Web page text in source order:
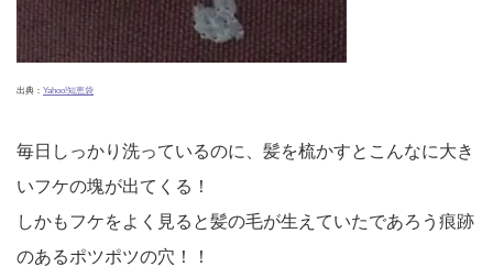
出典： Yahoo!知恵袋
毎日しっかり洗っているのに、髪を梳かすとこんなに大き
いフケの塊が出てくる！
しかもフケをよく見ると髪の毛が生えていたであろう痕跡
のあるポツポツの穴！！